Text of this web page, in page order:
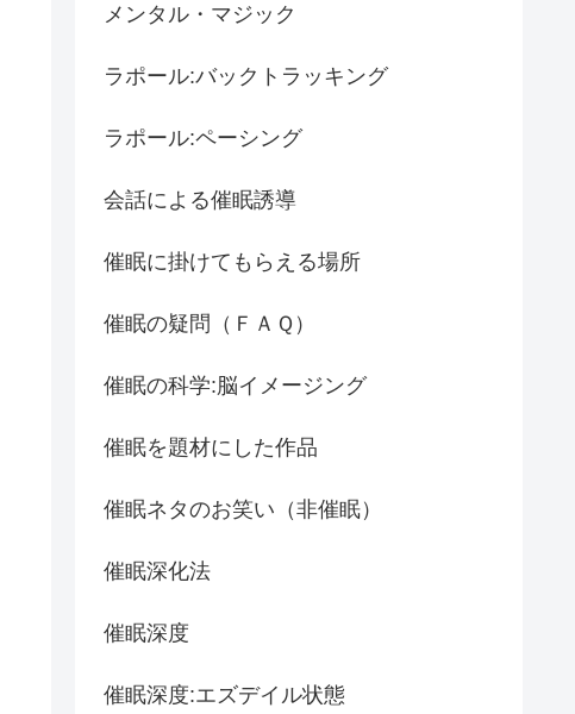
メンタル・マジック
ラポール:バックトラッキング
ラポール:ペーシング
会話による催眠誘導
催眠に掛けてもらえる場所
催眠の疑問（ＦＡＱ）
催眠の科学:脳イメージング
催眠を題材にした作品
催眠ネタのお笑い（非催眠）
催眠深化法
催眠深度
催眠深度:エズデイル状態